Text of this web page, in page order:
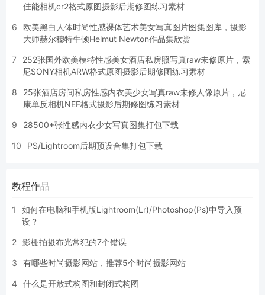
佳能相机cr2格式原图摄影后期修图练习素材
6
欧美黑白人体时尚性感裸体艺术美女写真图片图集图库，摄影
大师赫尔穆特牛顿Helmut Newton作品集欣赏
7
252张国外欧美模特性感美女酒店私房照写真raw未修原片，索
尼SONY相机ARW格式原图摄影后期修图练习素材
8
25张酒店房间私房性感内衣美少女写真raw未修人像原片，尼
康单反相机NEF格式摄影后期修图练习素材
9 28500+张性感内衣少女写真图集打包下载
10 PS/Lightroom后期预设合集打包下载
教程作品
1
如何在电脑和手机版Lightroom(Lr)/Photoshop(Ps)中导入预
设？
2 影棚拍摄布光常犯的7个错误
3 有哪些时尚摄影网站，推荐5个时尚摄影网站
4 什么是开放式构图和封闭式构图